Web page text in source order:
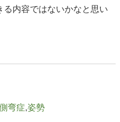
る内容ではないかなと思い
弯症,姿勢